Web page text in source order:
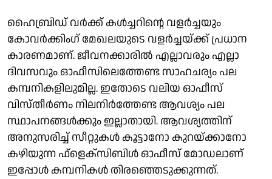
ഹൈബ്രിഡ് വര്‍ക്ക് കള്‍ച്ചറിന്റെ വളര്‍ച്ചയും
കോവര്‍ക്കിംഗ് മേഖലയുടെ വളര്‍ച്ചയ്ക്ക് പ്രധാന
കാരണമാണ്. ജീവനക്കാരില്‍ എല്ലാവരും എല്ലാ
ദിവസവും ഓഫീസിലെത്തേണ്ട സാഹചര്യം പല
കമ്പനികളിലുമില്ല. ഇതോടെ വലിയ ഓഫീസ്
വിസ്തീര്‍ണം നിലനിര്‍ത്തേണ്ട ആവശ്യം പല
സ്ഥാപനങ്ങള്‍ക്കും ഇല്ലാതായി. ആവശ്യത്തിന്
അനുസരിച്ച് സീറ്റുകള്‍ കൂട്ടാനോ കുറയ്ക്കാനോ
കഴിയുന്ന ഫ്ളെക്സിബിള്‍ ഓഫീസ് മോഡലാണ്
ഇപ്പോള്‍ കമ്പനികള്‍ തിരഞ്ഞെടുക്കുന്നത്.